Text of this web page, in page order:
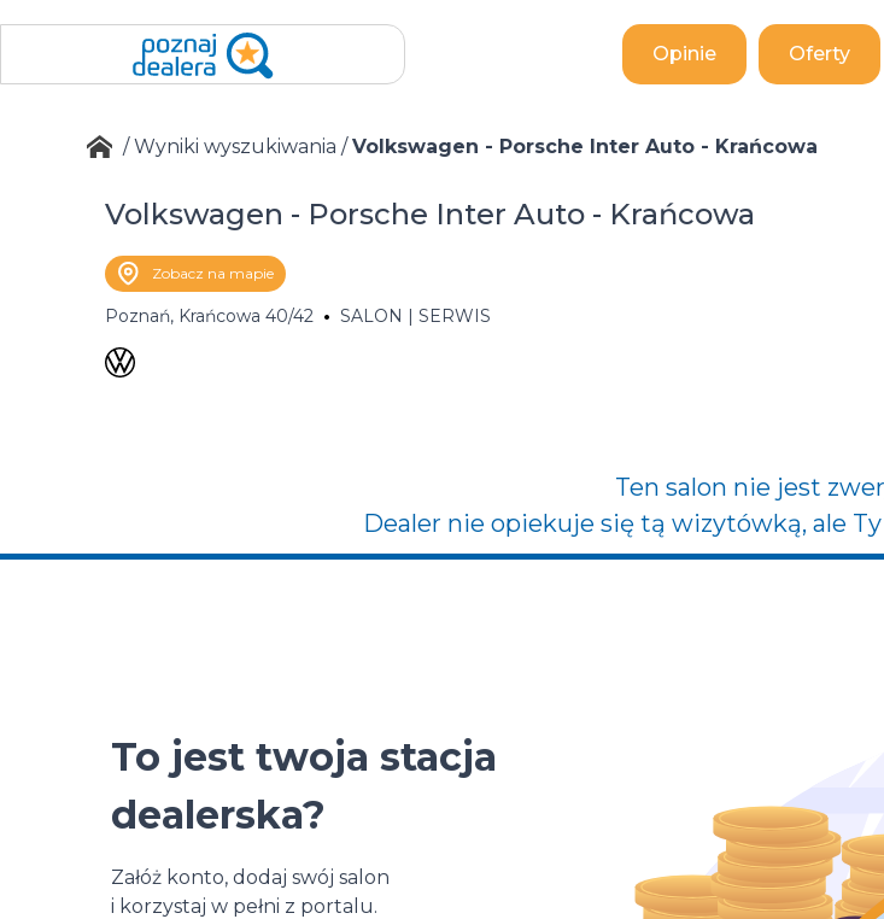
Opinie Oferty
/Wyniki wyszukiwania /Volkswagen - Porsche Inter Auto - Krańcowa
Volkswagen - Porsche Inter Auto - Krańcowa
Zobacz na mapie
Poznań, Krańcowa 40/42 SALON | SERWIS
Ten salon nie jest
Dealer nie opiekuje się tą wizytówką, ale
To jest twoja stacja
dealerska?
Załóż konto, dodaj swój salon
i korzystaj w pełni z portalu.